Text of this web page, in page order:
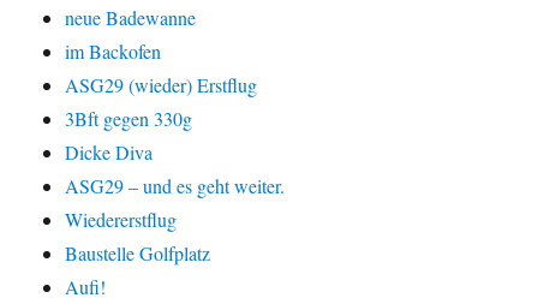
neue Badewanne
im Backofen
ASG29 (wieder) Erstflug
3Bft gegen 330g
Dicke Diva
ASG29 – und es geht weiter.
Wiedererstflug
Baustelle Golfplatz
Aufi!